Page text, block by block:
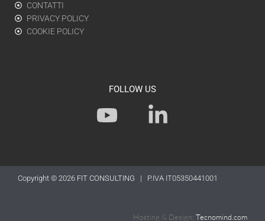
CONTATTI
PRIVACY POLICY
COOKIE POLICY
FOLLOW US
Y
o
t
u
L
i
k
e
d
Copyright © 2026 FIT CONSULTING | P.IVA IT05350441001
Hosting & Design: Tecnomind.com